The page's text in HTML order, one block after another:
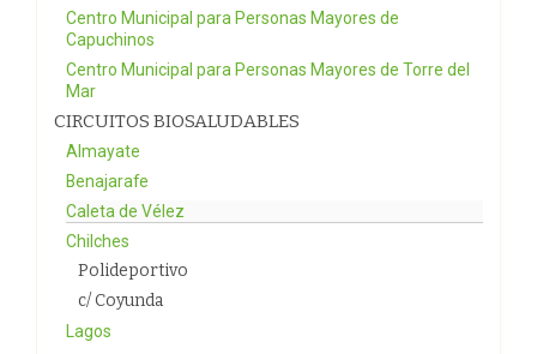
Centro Municipal para Personas Mayores de
Capuchinos
Centro Municipal para Personas Mayores de Torre del
Mar
CIRCUITOS BIOSALUDABLES
Almayate
Benajarafe
Caleta de Vélez
Chilches
Polideportivo
c/ Coyunda
Lagos